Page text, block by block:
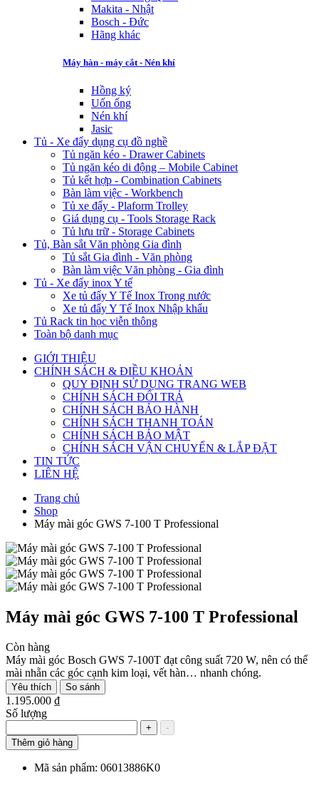
Makita - Nhật
Bosch - Đức
Hãng khác
Máy hàn - máy cắt - Nén khí
Hồng ký
Uốn ống
Nén khí
Jasic
Tủ - Xe đẩy dụng cụ đồ nghề
Tủ ngăn kéo - Drawer Cabinets
Tủ ngăn kéo di động – Mobile Cabinet
Tủ kết hợp - Combination Cabinets
Bàn làm việc - Workbench
Tủ xe đẩy - Plaform Trolley
Giá dụng cụ - Tools Storage Rack
Tủ lưu trữ - Storage Cabinets
Tủ, Bàn sắt Văn phòng Gia đình
Tủ sắt Gia đình - Văn phòng
Bàn làm việc Văn phòng - Gia đình
Tủ - Xe đẩy inox Y tế
Xe tủ đẩy Y Tế Inox Trong nước
Xe tủ đẩy Y Tế Inox Nhập khẩu
Tủ Rack tin học viễn thông
Toàn bộ danh mục
GIỚI THIỆU
CHÍNH SÁCH & ĐIỀU KHOẢN
QUY ĐỊNH SỬ DỤNG TRANG WEB
CHÍNH SÁCH ĐỔI TRẢ
CHÍNH SÁCH BẢO HÀNH
CHÍNH SÁCH THANH TOÁN
CHÍNH SÁCH BẢO MẬT
CHÍNH SÁCH VẬN CHUYỂN & LẮP ĐẶT
TIN TỨC
LIÊN HỆ
Trang chủ
Shop
Máy mài góc GWS 7-100 T Professional
Máy mài góc GWS 7-100 T Professional
Còn hàng
Máy mài góc Bosch GWS 7-100T đạt công suất 720 W, nên có thể
mài nhẵn các góc cạnh kim loại, vết hàn… nhanh chóng.
Yêu thích So sánh
1.195.000 ₫
Số lượng
+
-
Thêm giỏ hàng
Mã sản phẩm: 06013886K0